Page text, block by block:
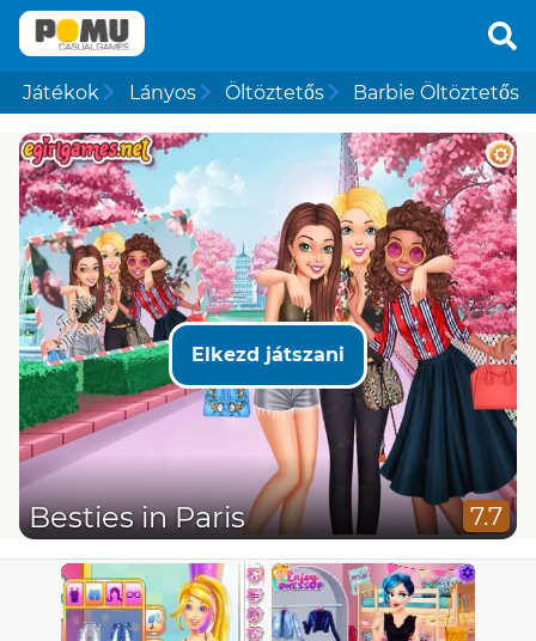
Játékok Lányos Öltöztetős Barbie Öltöztetős
Elkezd játszani
Besties in Paris 7.7